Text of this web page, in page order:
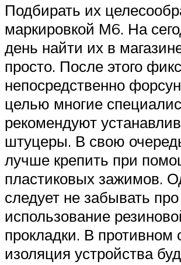
Подбирать их
маркировкой М6. На
день найти их в
просто. После этого
непосредственно
целью многие
рекомендуют
штуцеры. В свою
лучше крепить при
пластиковых зажимов.
следует не забывать про
использование
прокладки. В противном
изоляция устройства